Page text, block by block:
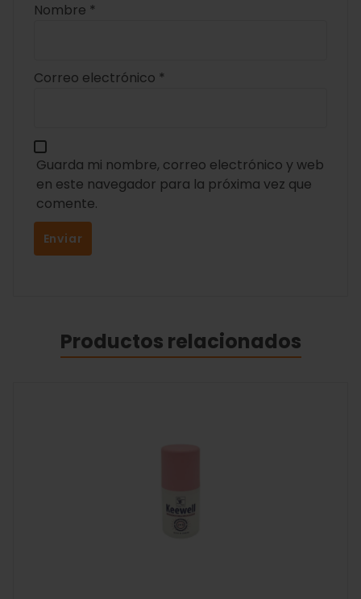
Nombre *
Correo electrónico *
Guarda mi nombre, correo electrónico y web
en este navegador para la próxima vez que
comente.
Productos relacionados